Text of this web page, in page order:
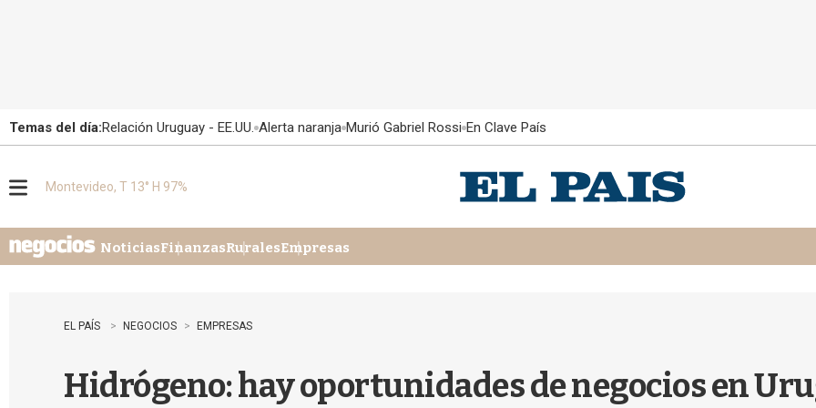
Temas del día:Relación Uruguay - EE.UU. Alerta naranja Murió Gabriel Rossi En Clave País
u
Montevideo, T 13° H 97%
NoticiasFinanzasRuralesEmpresas
EL PAÍS NEGOCIOS EMPRESAS
Hidrógeno: hay oportunidades de negocios en